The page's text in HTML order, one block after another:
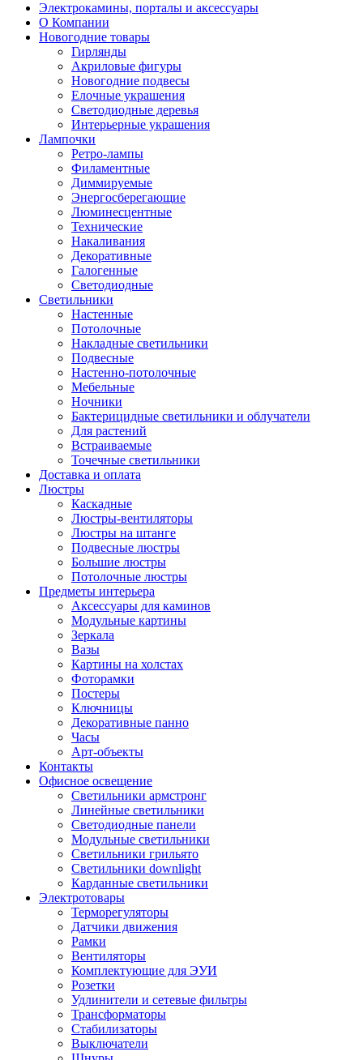
Электрокамины, порталы и аксессуары
О Компании
Новогодние товары
Гирлянды
Акриловые фигуры
Новогодние подвесы
Елочные украшения
Светодиодные деревья
Интерьерные украшения
Лампочки
Ретро-лампы
Филаментные
Диммируемые
Энергосберегающие
Люминесцентные
Технические
Накаливания
Декоративные
Галогенные
Светодиодные
Светильники
Настенные
Потолочные
Накладные светильники
Подвесные
Настенно-потолочные
Мебельные
Ночники
Бактерицидные светильники и облучатели
Для растений
Встраиваемые
Точечные светильники
Доставка и оплата
Люстры
Каскадные
Люстры-вентиляторы
Люстры на штанге
Подвесные люстры
Большие люстры
Потолочные люстры
Предметы интерьера
Аксессуары для каминов
Модульные картины
Зеркала
Вазы
Картины на холстах
Фоторамки
Постеры
Ключницы
Декоративные панно
Часы
Арт-объекты
Контакты
Офисное освещение
Светильники армстронг
Линейные светильники
Светодиодные панели
Модульные светильники
Светильники грильято
Светильники downlight
Карданные светильники
Электротовары
Терморегуляторы
Датчики движения
Рамки
Вентиляторы
Комплектующие для ЭУИ
Розетки
Удлинители и сетевые фильтры
Трансформаторы
Стабилизаторы
Выключатели